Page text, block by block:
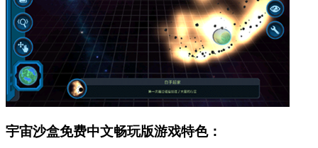
宇宙沙盒免费中文畅玩版游戏特色：